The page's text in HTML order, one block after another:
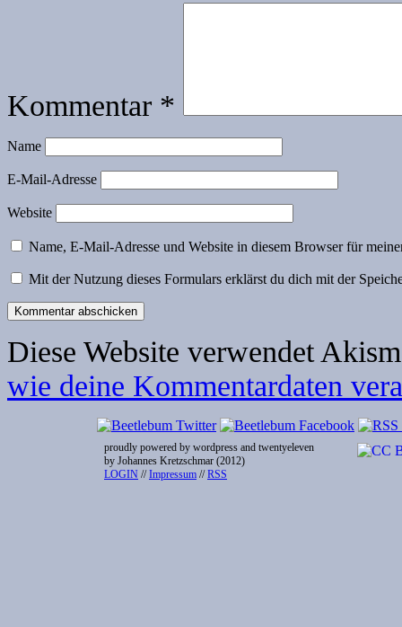
Kommentar *
Name
E-Mail-Adresse
Website
Name, E-Mail-Adresse und Website in diesem Browser für
Mit der Nutzung dieses Formulars erklärst du dich mit der
Diese Website verwendet
wie deine Kommentardaten
proudly powered by wordpress and twentyeleven
by Johannes Kretzschmar (2012)
LOGIN //Impressum //RSS